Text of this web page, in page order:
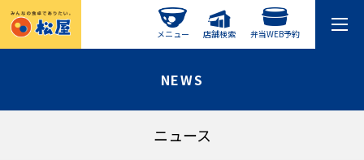
弁当WEB予約
店舗検索
メニュー
NEWS
ニュース